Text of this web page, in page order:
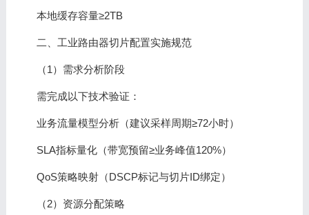
本地缓存容量≥2TB
二、工业路由器切片配置实施规范
（1）需求分析阶段
需完成以下技术验证：
业务流量模型分析（建议采样周期≥72小时）
SLA指标量化（带宽预留≥业务峰值120%）
QoS策略映射（DSCP标记与切片ID绑定）
（2）资源分配策略